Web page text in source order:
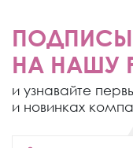
НА НАШУ
и узнавайте
и новинках